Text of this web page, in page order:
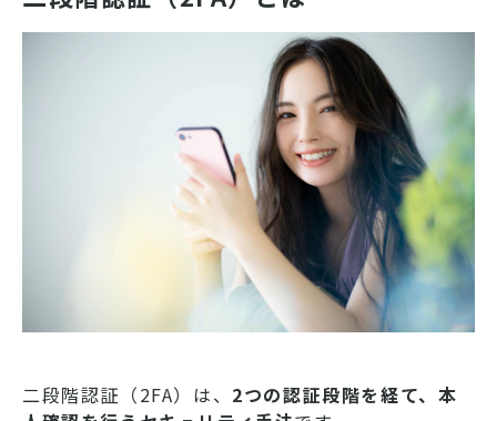
二段階認証（2FA）は、 2つの認証段階を経て、本